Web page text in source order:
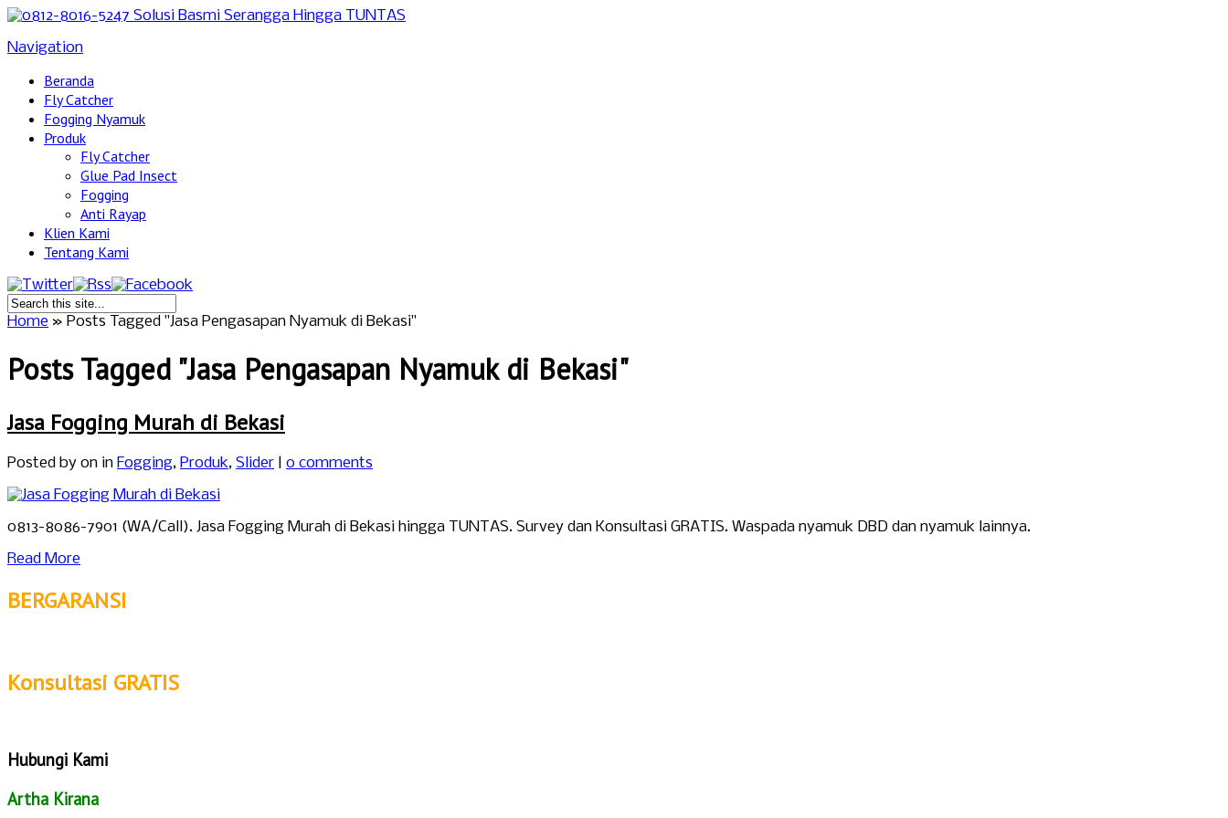
Navigation
Beranda
Fly Catcher
Fogging Nyamuk
Produk
Fly Catcher
Glue Pad Insect
Fogging
Anti Rayap
Klien Kami
Tentang Kami
Home » Posts Tagged "Jasa Pengasapan Nyamuk di Bekasi"
Posts Tagged "Jasa Pengasapan Nyamuk di Bekasi"
Jasa Fogging Murah di Bekasi
Posted by on in Fogging, Produk, Slider 0 comments
0813-8086-7901 (WA/Call). Jasa Fogging Murah di Bekasi hingga TUNTAS. Survey dan Konsultasi GRATIS. Waspada nyamuk DBD dan nyamuk lainnya.
Read More
BERGARANSI
Konsultasi GRATIS
Hubungi Kami
Artha Kirana